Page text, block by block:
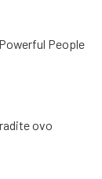
People
ovo